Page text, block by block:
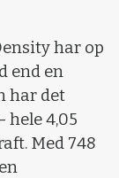
har op
end en
har det
hele 4,05
Med 748